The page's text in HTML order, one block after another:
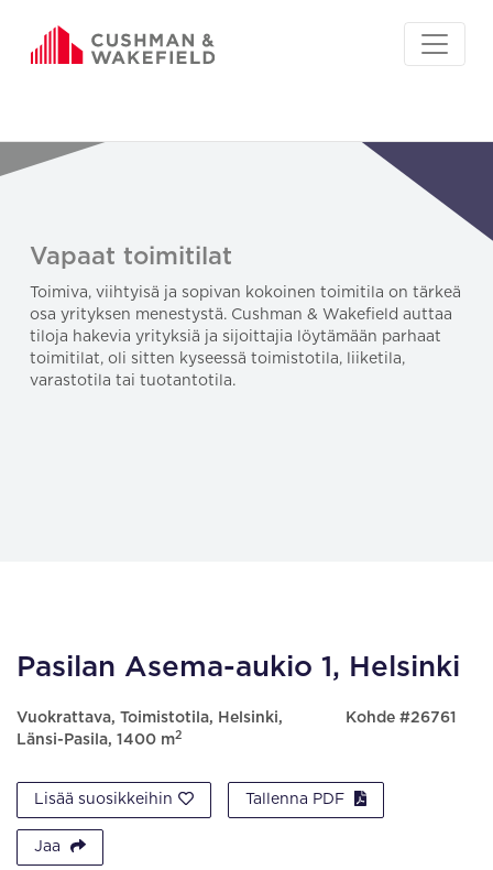
Vapaat toimitilat
Toimiva, viihtyisä ja sopivan kokoinen toimitila on tärkeä
osa yrityksen menestystä. Cushman & Wakefield auttaa
tiloja hakevia yrityksiä ja sijoittajia löytämään parhaat
toimitilat, oli sitten kyseessä toimistotila, liiketila,
varastotila tai tuotantotila.
Pasilan Asema-aukio 1, Helsinki
Vuokrattava, Toimistotila, Helsinki,
Länsi-Pasila, 1400 m2
Kohde #26761
Lisää suosikkeihin Tallenna PDF
Jaa